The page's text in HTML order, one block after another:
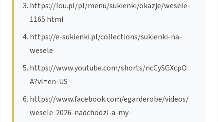
https://lou.pl/pl/menu/sukienki/okazje/wesele-
1165.html
https://e-sukienki.pl/collections/sukienki-na-
wesele
https://www.youtube.com/shorts/ncCySGXcpO
A?vl=en-US
https://www.facebook.com/egarderobe/videos/
wesele-2026-nadchodzi-a-my-